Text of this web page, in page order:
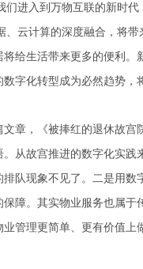
入到万物互联的新时代
、云计算的深度融合，将
给生活带来更多的便利
字化转型成为必然趋势，
，《被捧红的退休故宫
。从故宫推进的数字化实
队现象不见了。二是用
障。其实物业服务也属
管理更简单、更有价值上